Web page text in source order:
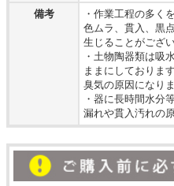
備考
・作業工程の多く
色ムラ、貫入、黒
生じることがござい
・土物陶器類は吸
ままにしておりま
臭気の原因になり
・器に長時間水分
漏れや貫入汚れの